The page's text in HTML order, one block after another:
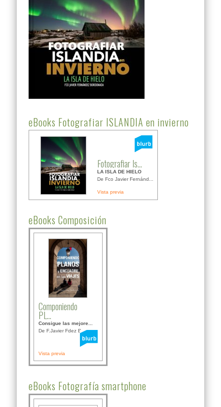
eBooks Fotografiar ISLANDIA en invierno
Fotografiar Is...
LA ISLA DE HIELO
De Fco Javier Fernánd...
Vista previa
eBooks Composición
Componiendo
PL...
Consigue las mejore...
De F.Javier Fdez Bor...
Vista previa
eBooks Fotografía smartphone